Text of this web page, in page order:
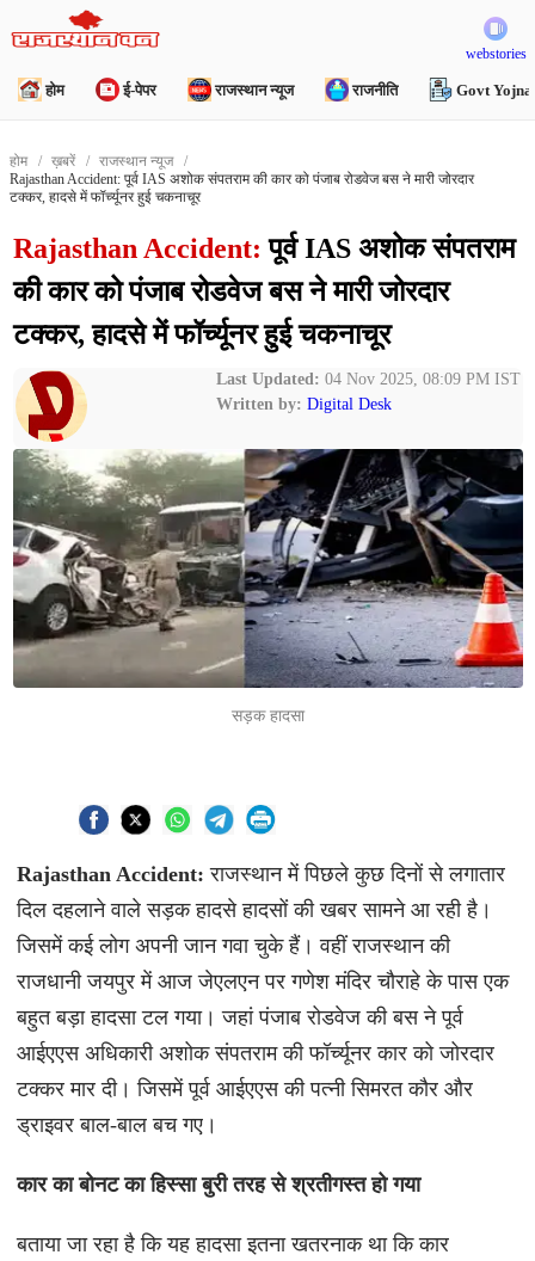
webstories
होम ई-पेपर राजस्थान न्यूज राजनीति Govt Yojna
होम ख़बरें
राजस्थान न्यूज
Rajasthan Accident: पूर्व IAS अशोक संपतराम की कार को पंजाब रोडवेज बस ने मारी जोरदार
टक्कर, हादसे में फॉर्च्यूनर हुई चकनाचूर
Rajasthan Accident: पूर्व IAS अशोक संपतराम
की कार को पंजाब रोडवेज बस ने मारी जोरदार
टक्कर, हादसे में फॉर्च्यूनर हुई चकनाचूर
Last Updated: 04 Nov 2025, 08:09 PM IST
Written by: Digital Desk
सड़क हादसा
Rajasthan Accident: राजस्थान में पिछले कुछ दिनों से लगातार
दिल दहलाने वाले सड़क हादसे हादसों की खबर सामने आ रही है।
जिसमें कई लोग अपनी जान गवा चुके हैं। वहीं राजस्थान की
राजधानी जयपुर में आज जेएलएन पर गणेश मंदिर चौराहे के पास एक
बहुत बड़ा हादसा टल गया। जहां पंजाब रोडवेज की बस ने पूर्व
आईएएस अधिकारी अशोक संपतराम की फॉर्च्यूनर कार को जोरदार
टक्कर मार दी। जिसमें पूर्व आईएएस की पत्नी सिमरत कौर और
ड्राइवर बाल-बाल बच गए।
कार का बोनट का हिस्सा बुरी तरह से श्रतीगस्त हो गया
बताया जा रहा है कि यह हादसा इतना खतरनाक था कि कार